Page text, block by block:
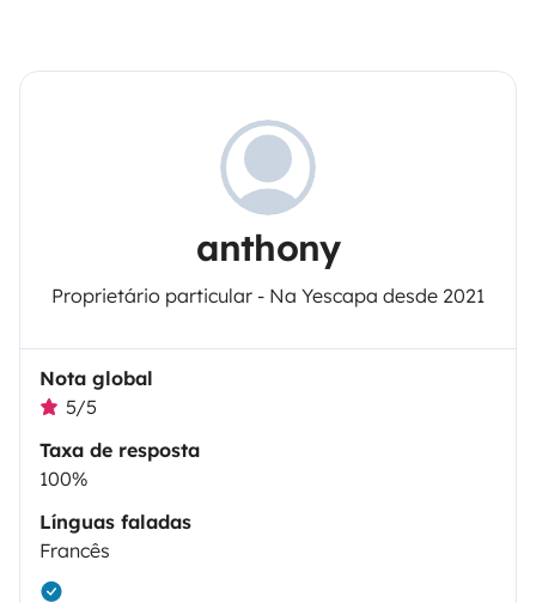
anthony
Proprietário particular - Na Yescapa desde 2021
Nota global
5/5
Taxa de resposta
100%
Línguas faladas
Francês